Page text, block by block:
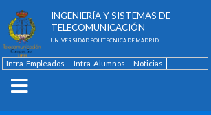
INGENIERÍA Y SISTEMAS DE
TELECOMUNICACIÓN
UNIVERSIDAD POLITÉCNICA DE MADRID
Intra-Empleados Intra-Alumnos
Noticias